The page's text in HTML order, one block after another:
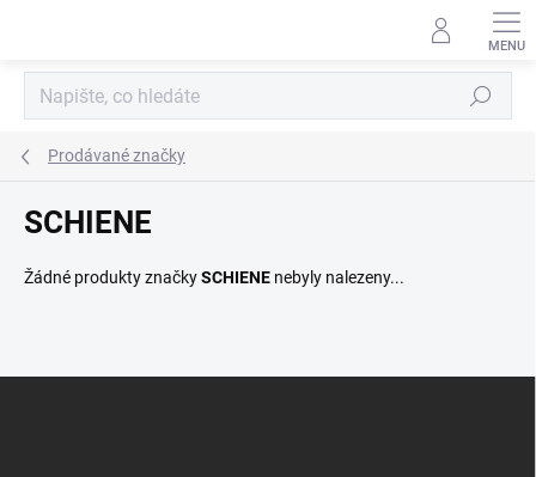
Hledat
Prodávané značky
SCHIENE
Žádné produkty značkySCHIENE nebyly nalezeny...